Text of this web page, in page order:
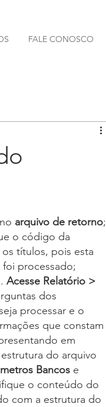
FALE CONOSCO
arquivo de retorno;
o código da
títulos, pois esta
processado;
Acesse Relatório >
dos
processar e o
que constam
em
do arquivo
Bancos e
o conteúdo do
com a estrutura do